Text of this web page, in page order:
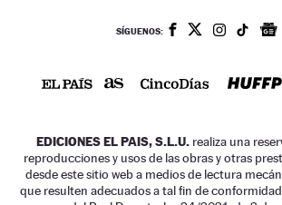
SÍGUENOS:
EDICIONES EL PAIS, S.L.U. realiza una
reproducciones y usos de las obras y otras
desde este sitio web a medios de lectura
que resulten adecuados a tal fin de